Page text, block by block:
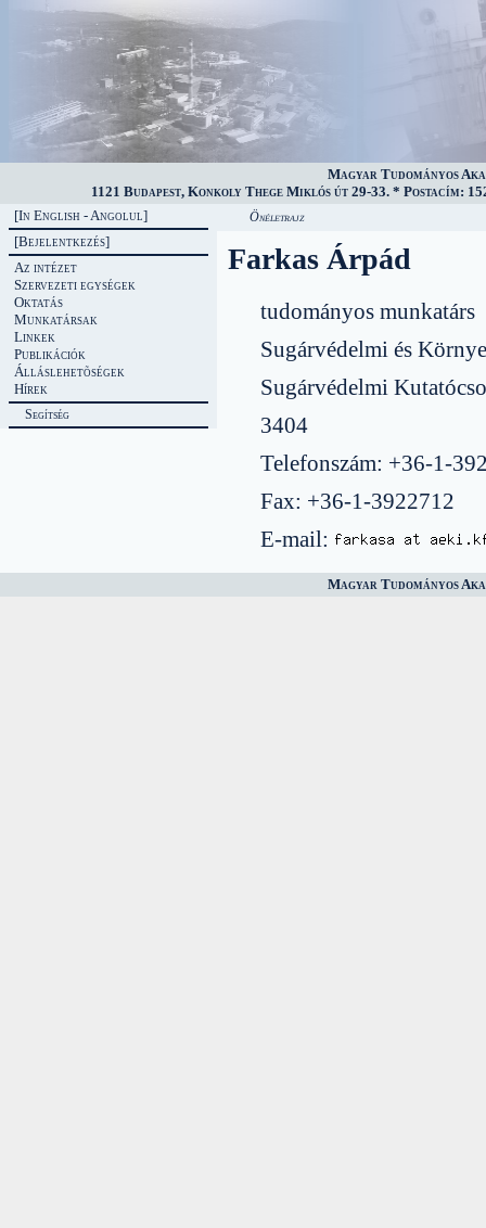
Magyar Tudományos
1121 Budapest, Konkoly Thege Miklós út 29-33. * Postacím:
[In English - Angolul]
[Bejelentkezés]
Az intézet
Szervezeti egységek
Oktatás
Munkatársak
Linkek
Publikációk
Álláslehetõségek
Hírek
Segítség
Önéletrajz
Farkas Árpád
tudományos munkatárs
Sugárvédelmi és
Sugárvédelmi
3404
Telefonszám: +36-1-
Fax: +36-1-3922712
E-mail:
Magyar Tudományos